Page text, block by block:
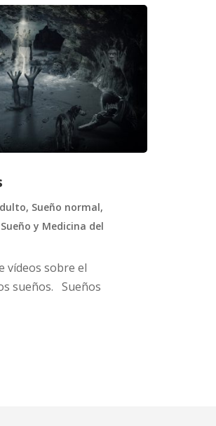
, Sueño normal,
y Medicina del
vídeos sobre el
sueños. Sueños